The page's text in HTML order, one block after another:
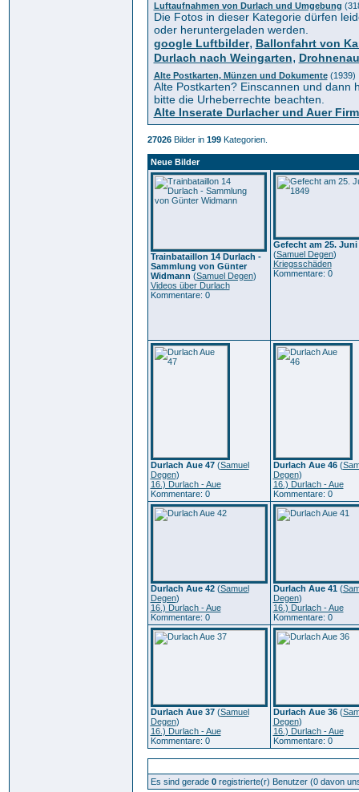
Luftaufnahmen von Durlach und Umgebung
Die Fotos in dieser Kategorie dürfen
oder heruntergeladen werden.
google Luftbilder, Ballonfahrt von
Durlach nach Weingarten,
Alte Postkarten, Münzen und Dokumente(1939)
Alte Postkarten? Einscannen und dann
bitte die Urheberrechte beachten.
Alte Inserate Durlacher und Auer
27026Bilder in 199Kategorien.
Neue Bilder
Trainbataillon 14 Durlach -
Sammlung von Günter
Widmann (Samuel Degen)
Videos über Durlach
Kommentare: 0
Gefecht am 25. Juni
(Samuel Degen)
Kriegsschäden
Kommentare: 0
Durlach Aue 47(Samuel
Degen)
16.) Durlach - Aue
Kommentare: 0
Durlach Aue 46(
Degen)
16.) Durlach - Aue
Kommentare: 0
Durlach Aue 42(Samuel
Degen)
16.) Durlach - Aue
Kommentare: 0
Durlach Aue 41(
Degen)
16.) Durlach - Aue
Kommentare: 0
Durlach Aue 37(Samuel
Degen)
16.) Durlach - Aue
Kommentare: 0
Durlach Aue 36(
Degen)
16.) Durlach - Aue
Kommentare: 0
Es sind gerade 0registrierte(r) Benutzer (0 davon